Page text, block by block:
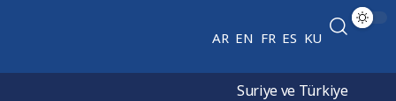
AR EN FR ES KU
Suriye ve Türkiye